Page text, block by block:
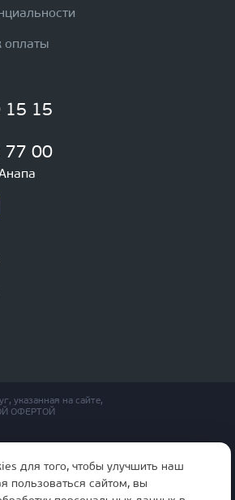
оплаты
15 15
77 00
указанная на сайте,
ОФЕРТОЙ
и межкомнатных дверей
данных
данных
для того, чтобы улучшить наш
пользоваться сайтом, вы